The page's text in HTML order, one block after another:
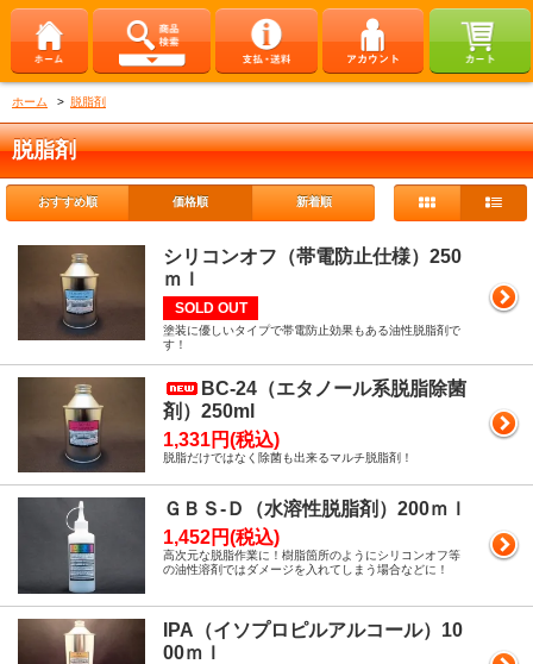
ホーム > 脱脂剤
脱脂剤
おすすめ順 価格順 新着順
シリコンオフ（帯電防止仕様）250
ｍｌ
SOLD OUT
塗装に優しいタイプで帯電防止効果もある油性脱脂剤で
す！
BC-24（エタノール系脱脂除菌
剤）250ml
1,331円(税込)
脱脂だけではなく除菌も出来るマルチ脱脂剤！
ＧＢＳ-Ｄ（水溶性脱脂剤）200ｍｌ
1,452円(税込)
高次元な脱脂作業に！樹脂箇所のようにシリコンオフ等
の油性溶剤ではダメージを入れてしまう場合などに！
IPA（イソプロピルアルコール）10
00ｍｌ